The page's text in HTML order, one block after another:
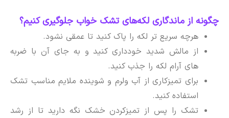
چگونه از ماندگاری لکه‌های تشک خواب جلوگیری کنیم؟
هرچه سریع تر لکه را پاک کنید تا عمقی نشود.
از مالش شدید خودداری کنید و به جای آن با ضربه
های آرام لکه را جذب کنید.
برای تمیزکاری از آب ولرم و شوینده ملایم مناسب تشک
استفاده کنید.
تشک را پس از تمیزکردن خشک نگه دارید تا از رشد